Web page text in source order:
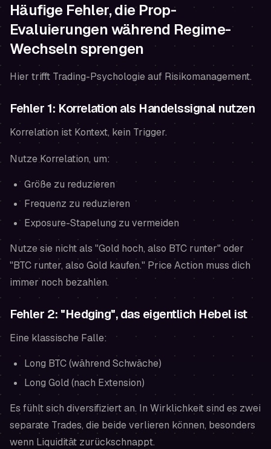
Häufige Fehler, die Prop-
Evaluierungen während Regime-
Wechseln sprengen
Hier trifft Trading-Psychologie auf Risikomanagement.
Fehler 1: Korrelation als Handelssignal nutzen
Korrelation ist Kontext, kein Trigger.
Nutze Korrelation, um:
Größe zu reduzieren
Frequenz zu reduzieren
Exposure-Stapelung zu vermeiden
Nutze sie nicht als "Gold hoch, also BTC runter" oder
"BTC runter, also Gold kaufen." Price Action muss dich
immer noch bezahlen.
Fehler 2: "Hedging", das eigentlich Hebel ist
Eine klassische Falle:
Long BTC (während Schwäche)
Long Gold (nach Extension)
Es fühlt sich diversifiziert an. In Wirklichkeit sind es zwei
separate Trades, die beide verlieren können, besonders
wenn Liquidität zurückschnappt.